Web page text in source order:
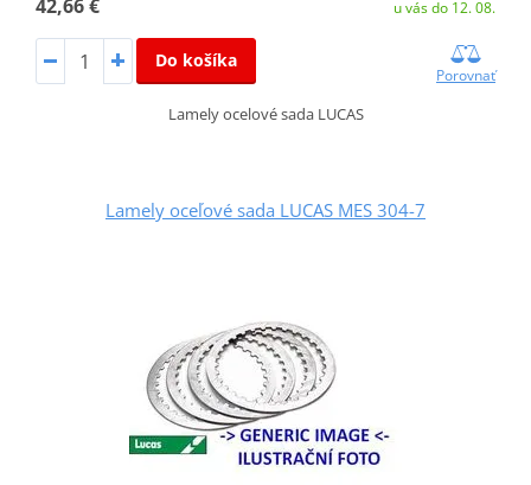
42,66 €
u vás do 12. 08.
Do košíka
Porovnať
Lamely ocelové sada LUCAS
Lamely oceľové sada LUCAS MES 304-7